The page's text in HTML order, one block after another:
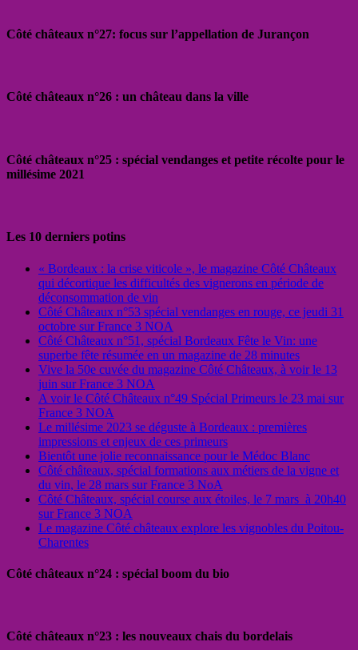
Côté châteaux n°27: focus sur l’appellation de Jurançon
Côté châteaux n°26 : un château dans la ville
Côté châteaux n°25 : spécial vendanges et petite récolte pour le
millésime 2021
Les 10 derniers potins
« Bordeaux : la crise viticole », le magazine Côté Châteaux
qui décortique les difficultés des vignerons en période de
déconsommation de vin
Côté Châteaux n°53 spécial vendanges en rouge, ce jeudi 31
octobre sur France 3 NOA
Côté Châteaux n°51, spécial Bordeaux Fête le Vin: une
superbe fête résumée en un magazine de 28 minutes
Vive la 50e cuvée du magazine Côté Châteaux, à voir le 13
juin sur France 3 NOA
A voir le Côté Châteaux n°49 Spécial Primeurs le 23 mai sur
France 3 NOA
Le millésime 2023 se déguste à Bordeaux : premières
impressions et enjeux de ces primeurs
Bientôt une jolie reconnaissance pour le Médoc Blanc
Côté châteaux, spécial formations aux métiers de la vigne et
du vin, le 28 mars sur France 3 NoA
Côté Châteaux, spécial course aux étoiles, le 7 mars à 20h40
sur France 3 NOA
Le magazine Côté châteaux explore les vignobles du Poitou-
Charentes
Côté châteaux n°24 : spécial boom du bio
Côté châteaux n°23 : les nouveaux chais du bordelais